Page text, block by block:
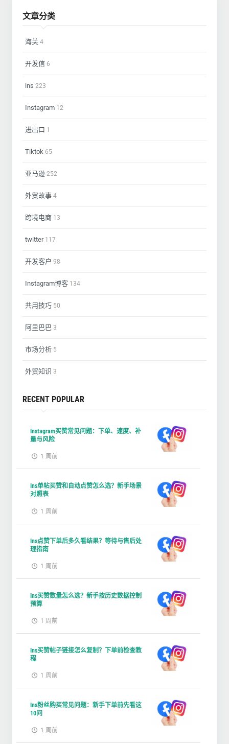
文章分类
海关 4
开发信 6
ins 223
Instagram 12
进出口 1
Tiktok 65
亚马逊 252
外贸故事 4
跨境电商 13
twitter117
开发客户 98
Instagram博客 134
共用技巧 50
阿里巴巴 3
市场分析 5
外贸知识 3
RECENT POPULAR
Instagram买赞常见问题：下单、速度、补
量与风险
1 周前
Ins单帖买赞和自动点赞怎么选？新手场景
对照表
1 周前
Ins点赞下单后多久看结果？等待与售后处
理指南
1 周前
Ins买赞数量怎么选？新手按历史数据控制
预算
1 周前
Ins买赞帖子链接怎么复制？下单前检查教
程
1 周前
Ins粉丝购买常见问题：新手下单前先看这
10问
1 周前